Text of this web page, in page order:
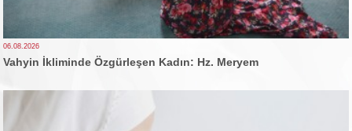
06.08.2026
Vahyin İkliminde Özgürleşen Kadın: Hz. Meryem